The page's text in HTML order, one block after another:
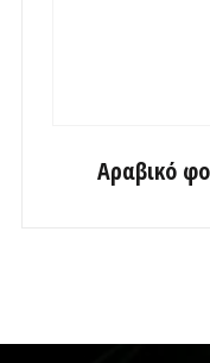
Αραβικό